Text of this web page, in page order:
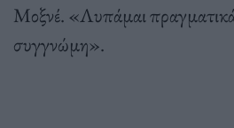
Μοξνέ. «Λυπάμαι
συγγνώμη».